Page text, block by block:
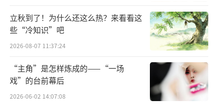
字化战略，将其视为抢占未来竞争制高点的关
键举措。各国纷纷布局，其核心共识在于：数
字化是文化传承创新的“新基建”，更是参与
全球文化竞争的战略高地。在这场全球性转型
中，数字技术正在重构文化生产、传播与消费
方式，推动文化资源活化利用，拓展文化影响
立秋到了！为什么还这么热？来看看这
些“冷知识”吧
2026-08-07 11:37:24
“主角”是怎样炼成的——“一场
戏”的台前幕后
2026-06-02 14:07:08